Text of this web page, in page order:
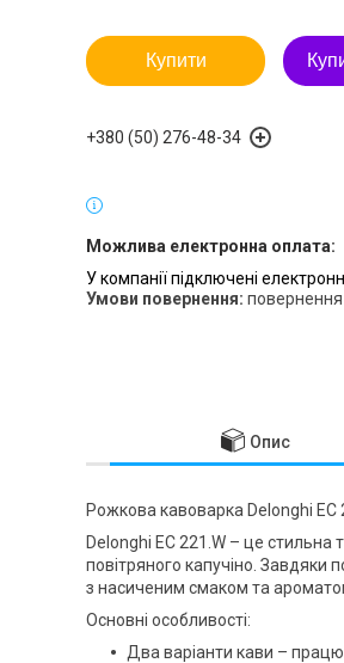
Купити
+380 (50) 276-48-34
У компанії підключені
повернення
Опис
Рожкова кавоварка Delonghi EC
Delonghi EC 221.W – це стильна
повітряного капучіно. Завдяки
з насиченим смаком та
Основні особливості:
Два варіанти кави –